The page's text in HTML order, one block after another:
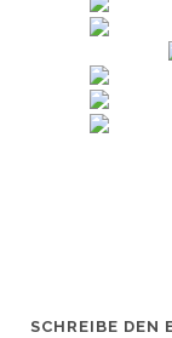
SCHREIBE DEN